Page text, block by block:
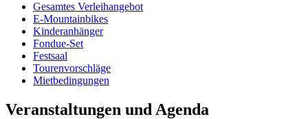
Gesamtes Verleihangebot
E-Mountainbikes
Kinderanhänger
Fondue-Set
Festsaal
Tourenvorschläge
Mietbedingungen
Veranstaltungen und Agenda